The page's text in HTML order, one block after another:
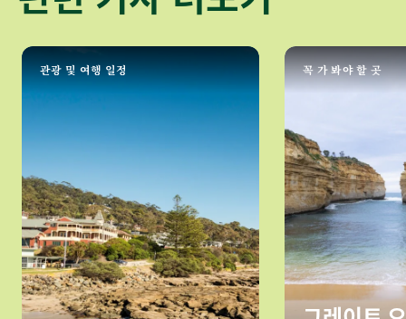
관광 및 여행 일정 꼭 가 봐야 할 곳